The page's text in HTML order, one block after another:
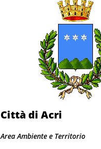
Città di Acri
Area Ambiente e Territorio